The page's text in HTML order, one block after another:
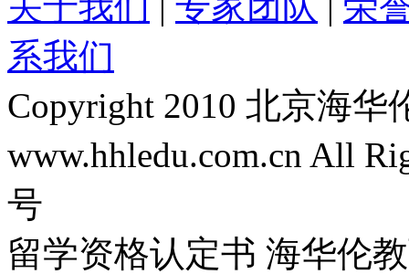
系我们
Copyright 2010 北京海
www.hhledu.com.cn All
号
留学资格认定书 海华伦